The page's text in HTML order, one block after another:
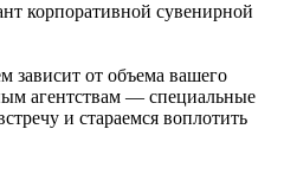
корпоративной сувенирной
зависит от объема вашего
агентствам — специальные
и стараемся воплотить